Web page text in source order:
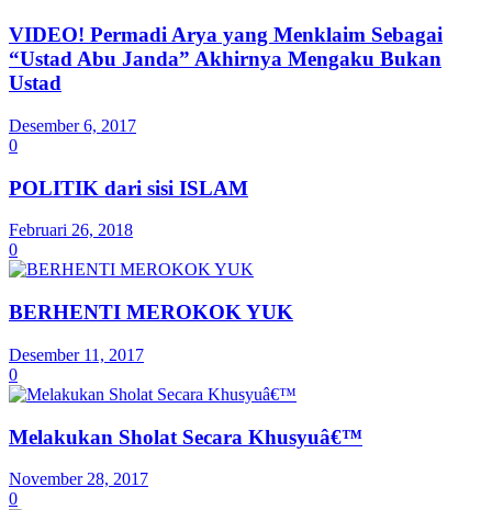
VIDEO! Permadi Arya yang Menklaim Sebagai
“Ustad Abu Janda” Akhirnya Mengaku Bukan
Ustad
Desember 6, 2017
0
POLITIK dari sisi ISLAM
Februari 26, 2018
0
BERHENTI MEROKOK YUK
Desember 11, 2017
0
Melakukan Sholat Secara Khusyuâ€™
November 28, 2017
0